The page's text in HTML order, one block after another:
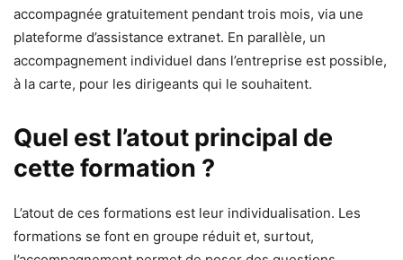
accompagnée gratuitement pendant trois mois, via une
plateforme d’assistance extranet. En parallèle, un
accompagnement individuel dans l’entreprise est possible,
à la carte, pour les dirigeants qui le souhaitent.
Quel est l’atout principal de
cette formation ?
L’atout de ces formations est leur individualisation. Les
formations se font en groupe réduit et, surtout,